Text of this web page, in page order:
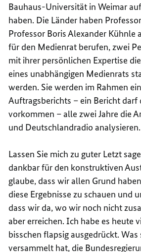
Bauhaus-Universität in Weimar
haben. Die Länder haben
Professor Boris Alexander Kühnle
für den Medienrat berufen, zwei
mit ihrer persönlichen Expertise
eines unabhängigen Medienrats
werden. Sie werden im Rahmen
Auftragsberichts – ein Bericht darf
vorkommen – alle zwei Jahre die
und Deutschlandradio analysieren.
Lassen Sie mich zu guter Letzt
dankbar für den konstruktiven
glaube, dass wir allen Grund
diese Ergebnisse zu schauen und
dass wir da, wo wir noch nicht
aber erreichen. Ich habe es heute
bisschen flapsig ausgedrückt. Was
versammelt hat, die